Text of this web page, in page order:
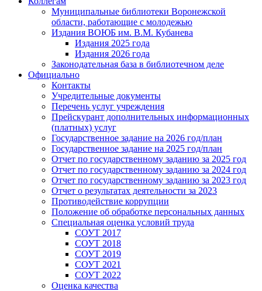
Муниципальные библиотеки Воронежской
области, работающие с молодежью
Издания ВОЮБ им. В.М. Кубанева
Издания 2025 года
Издания 2026 года
Законодательная база в библиотечном деле
Официально
Контакты
Учредительные документы
Перечень услуг учреждения
Прейскурант дополнительных информационных
(платных) услуг
Государственное задание на 2026 год/план
Государственное задание на 2025 год/план
Отчет по государственному заданию за 2025 год
Отчет по государственному заданию за 2024 год
Отчет по государственному заданию за 2023 год
Отчет о результатах деятельности за 2023
Противодействие коррупции
Положение об обработке персональных данных
Специальная оценка условий труда
СОУТ 2017
СОУТ 2018
СОУТ 2019
СОУТ 2021
СОУТ 2022
Оценка качества